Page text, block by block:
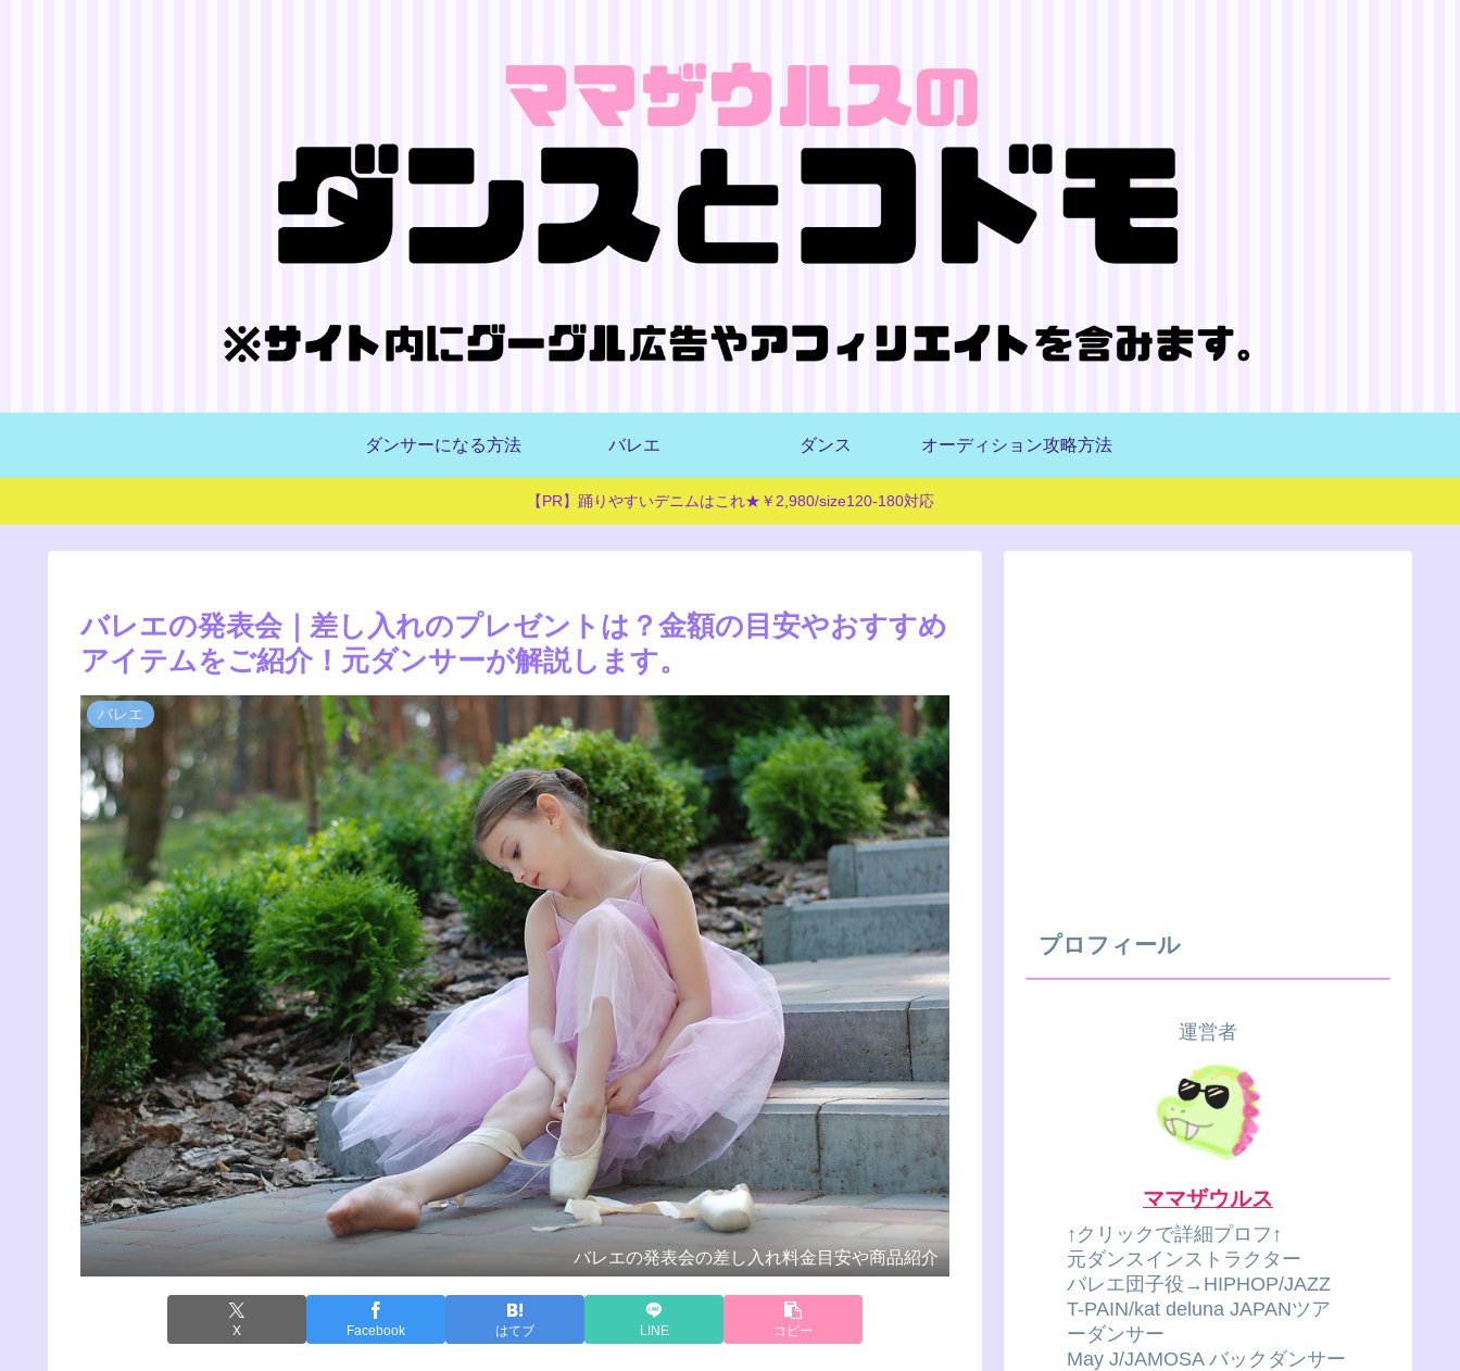
ダンサーになる方法 バレエ ダンス オーディション攻略方法
【PR】踊りやすいデニムはこれ★￥2,980/size120-180対応
バレエの発表会｜差し入れのプレゼントは？金額の目安やおすすめ
アイテムをご紹介！元ダンサーが解説します。
バレエ
バレエの発表会の差し入れ料金目安や商品紹介
X Facebook はてブ LINE コピー
プロフィール
運営者
ママザウルス
↑クリックで詳細プロフ↑
元ダンスインストラクター
バレエ団子役→HIPHOP/JAZZ
T-PAIN/kat deluna JAPANツア
ーダンサー
May J/JAMOSA バックダンサー